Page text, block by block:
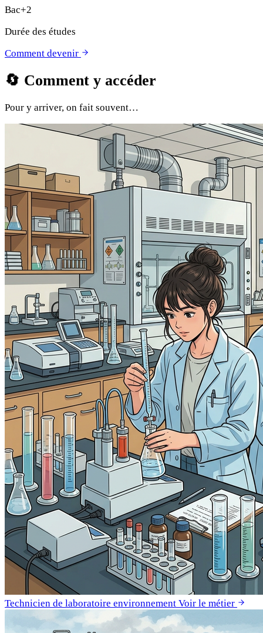
Bac+2
Durée des études
Comment devenir
🔄 Comment y accéder
Pour y arriver, on fait souvent…
Technicien de laboratoire environnement Voir le métier